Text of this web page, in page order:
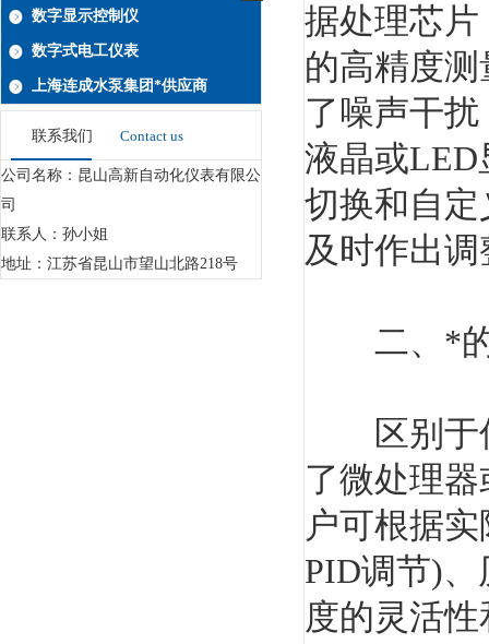
数字显示控制仪
数字式电工仪表
上海连成水泵集团*供应商
联系我们 Contact us
公司名称：昆山高新自动化仪表有限公
司
联系人：孙小姐
地址：江苏省昆山市望山北路218号
据处理芯
的高精度
了噪声干
液晶或LED
切换和自
及时作出调
二、*的
区别于传
了微处理
户可根据
PID调节)
度的灵活